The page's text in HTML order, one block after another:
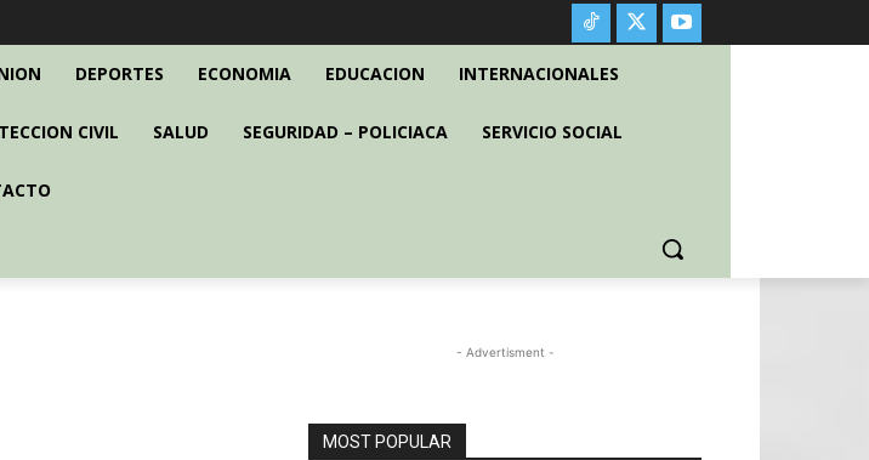
DEPORTES ECONOMIA EDUCACION INTERNACIONALES
CIVIL SALUD SEGURIDAD – POLICIACA SERVICIO SOCIAL
- Advertisment -
MOST POPULAR